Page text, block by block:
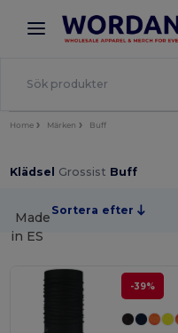
× Wordans-app
Bättre priser i appen!
Home Märken Buff
Klädsel Grossist Buff
Sortera efter
Made
in ES
-39%